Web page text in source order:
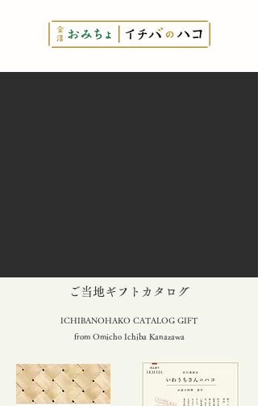
​ご当地ギフトカタログ
ICHIBANOHAKO CATALOG GIFT
from Omicho Ichiba Kanazawa